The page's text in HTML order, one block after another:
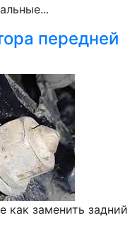
передней
как заменить задний